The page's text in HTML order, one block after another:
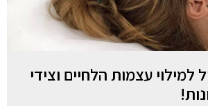
למילוי עצמות הלחיים וצידי